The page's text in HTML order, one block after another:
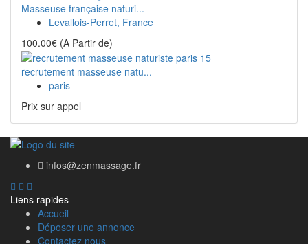
Masseuse française naturi...
Levallois-Perret, France
100.00€ (A Partir de)
recrutement masseuse natu...
paris
Prix ​​sur appel
infos@zenmassage.fr
Liens rapides
Accueil
Déposer une annonce
Contactez nous